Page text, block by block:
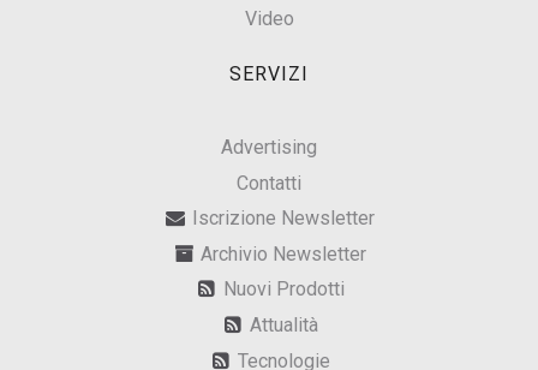
Video
SERVIZI
Advertising
Contatti
Iscrizione Newsletter
Archivio Newsletter
Nuovi Prodotti
Attualità
Tecnologie